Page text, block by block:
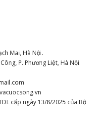
Mai, Hà Nội.
P. Phương Liệt, Hà Nội.
cấp ngày 13/8/2025 của Bộ